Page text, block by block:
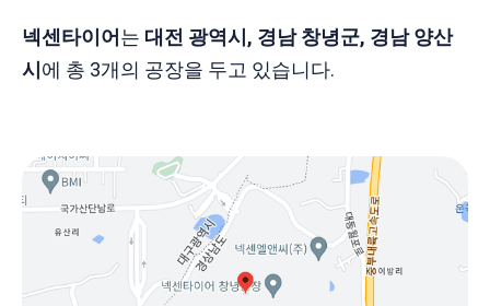
​​넥센타이어 는 대전 광역시, 경남 창녕군, 경남 양산
시 에 총 3개의 공장을 두고 있습니다.